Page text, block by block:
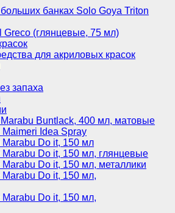
банках Solo Goya Triton
Greco (глянцевые, 75 мл)
для акриловых красок
запаха
Marabu Buntlack, 400 мл, матовые
Maimeri Idea Spray
Do it, 150 мл
Marabu Do it, 150 мл, глянцевые
Do it, 150 мл, металлики
Do it, 150 мл,
Do it, 150 мл,